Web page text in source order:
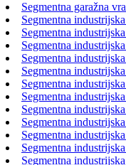
Segmentna garažna
Segmentna
Segmentna
Segmentna
Segmentna
Segmentna
Segmentna
Segmentna
Segmentna
Segmentna
Segmentna
Segmentna
Segmentna